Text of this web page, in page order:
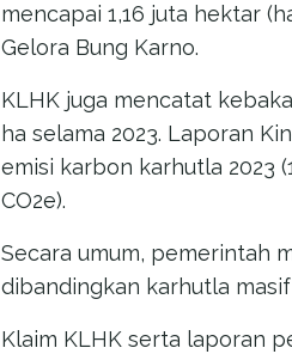
mencapai 1,16 juta hektar
Gelora Bung Karno.
KLHK juga mencatat
ha selama 2023. Laporan
emisi karbon karhutla 2023
CO2e).
Secara umum, pemerintah
dibandingkan karhutla
Klaim KLHK serta laporan